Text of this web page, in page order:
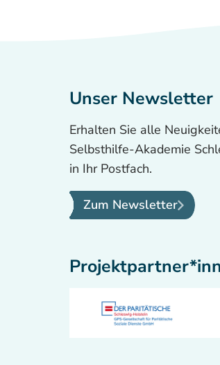
Unser Newsletter
Erhalten Sie alle
Selbsthilfe-Akademie
in Ihr Postfach.
Zum Newsletter